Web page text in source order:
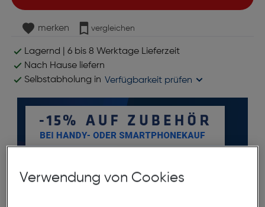
merken vergleichen
Lagernd | 6 bis 8 Werktage Lieferzeit
Nach Hause liefern
Selbstabholung in Verfügbarkeit prüfen
Verwendung von Cookies